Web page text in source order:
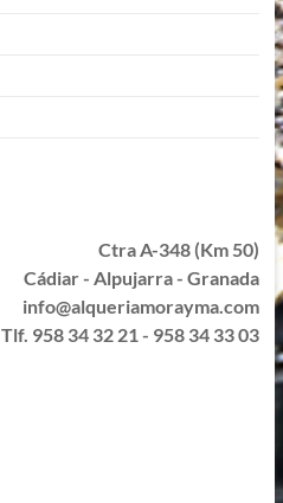
Ctra A-348 (Km 50)
Cádiar - Alpujarra - Granada
info@alqueriamorayma.com
Tlf. 958 34 32 21 - 958 34 33 03